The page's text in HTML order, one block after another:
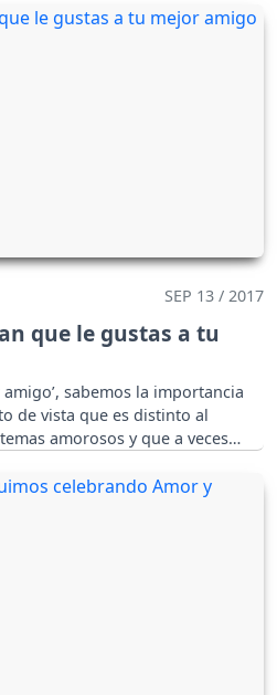
SEP 13 / 2017
que le gustas a tu
sabemos la importancia
de vista que es distinto al
amorosos y que a veces